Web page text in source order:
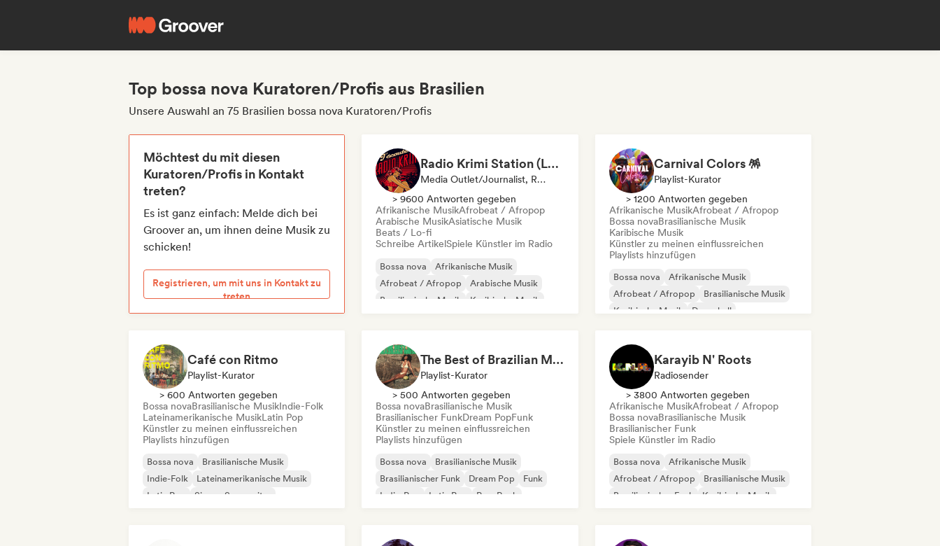
Top bossa nova Kuratoren/Profis aus Brasilien
Unsere Auswahl an 75 Brasilien bossa nova Kuratoren/Profis
Möchtest du mit diesen
Kuratoren/Profis in Kontakt
treten?
Es ist ganz einfach: Melde dich bei
Groover an, um ihnen deine Musik zu
schicken!
Registrieren, um mit uns in Kontakt zu
treten
Radio Krimi Station (La Radio)
Media Outlet/Journalist, Radiosender
> 9600 Antworten gegeben
Afrikanische MusikAfrobeat / Afropop
Arabische MusikAsiatische Musik
Beats / Lo-fi
Schreibe ArtikelSpiele Künstler im Radio
Bossa nova
Afrikanische Musik
Afrobeat / Afropop
Arabische Musik
Brasilianische Musik
Karibische Musik
Carnival Colors 🪅
Playlist-Kurator
> 1200 Antworten gegeben
Afrikanische MusikAfrobeat / Afropop
Bossa novaBrasilianische Musik
Karibische Musik
Künstler zu meinen einflussreichen
Playlists hinzufügen
Bossa nova
Afrikanische Musik
Afrobeat / Afropop
Brasilianische Musik
Karibische Musik
Dancehall
Café con Ritmo
Playlist-Kurator
> 600 Antworten gegeben
Bossa novaBrasilianische MusikIndie-Folk
Lateinamerikanische MusikLatin Pop
Künstler zu meinen einflussreichen
Playlists hinzufügen
Bossa nova
Brasilianische Musik
Indie-Folk
Lateinamerikanische Musik
Latin Pop
Singer-Songwriter
The Best of Brazilian Music 🇧🇷
Playlist-Kurator
> 500 Antworten gegeben
Bossa novaBrasilianische Musik
Brasilianischer FunkDream PopFunk
Künstler zu meinen einflussreichen
Playlists hinzufügen
Bossa nova
Brasilianische Musik
Brasilianischer Funk
Dream Pop
Funk
Indie-Pop
Latin Pop Pop-Rock
Karayib N' Roots
Radiosender
> 3800 Antworten gegeben
Afrikanische MusikAfrobeat / Afropop
Bossa novaBrasilianische Musik
Brasilianischer Funk
Spiele Künstler im Radio
Bossa nova
Afrikanische Musik
Afrobeat / Afropop
Brasilianische Musik
Brasilianischer Funk
Karibische Musik